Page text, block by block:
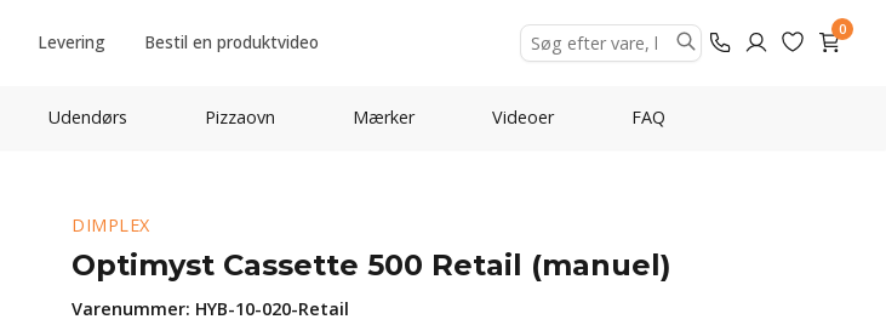
Levering Bestil en produktvideo
0
Udendørs Pizzaovn Mærker Videoer FAQ
DIMPLEX
Optimyst Cassette 500 Retail (manuel)
Varenummer: HYB-10-020-Retail